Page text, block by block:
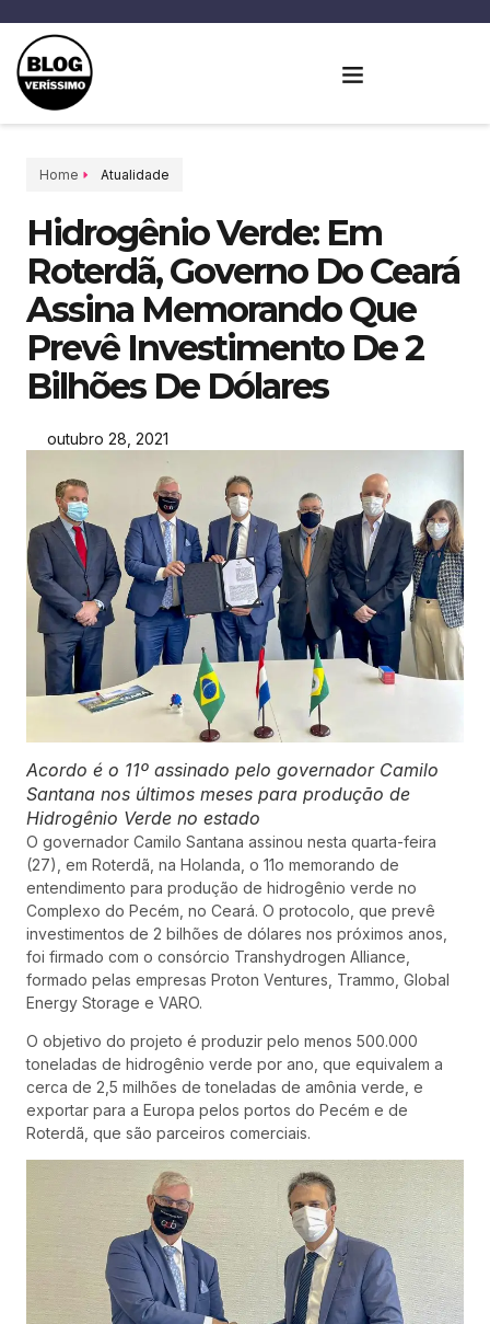
Home Atualidade
Hidrogênio Verde: Em
Roterdã, Governo Do Ceará
Assina Memorando Que
Prevê Investimento De 2
Bilhões De Dólares
outubro 28, 2021
Acordo é o 11º assinado pelo governador Camilo
Santana nos últimos meses para produção de
Hidrogênio Verde no estado
O governador Camilo Santana assinou nesta quarta-feira
(27), em Roterdã, na Holanda, o 11o memorando de
entendimento para produção de hidrogênio verde no
Complexo do Pecém, no Ceará. O protocolo, que prevê
investimentos de 2 bilhões de dólares nos próximos anos,
foi firmado com o consórcio Transhydrogen Alliance,
formado pelas empresas Proton Ventures, Trammo, Global
Energy Storage e VARO.
O objetivo do projeto é produzir pelo menos 500.000
toneladas de hidrogênio verde por ano, que equivalem a
cerca de 2,5 milhões de toneladas de amônia verde, e
exportar para a Europa pelos portos do Pecém e de
Roterdã, que são parceiros comerciais.